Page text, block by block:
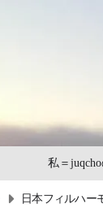
私＝
日本フィルハー